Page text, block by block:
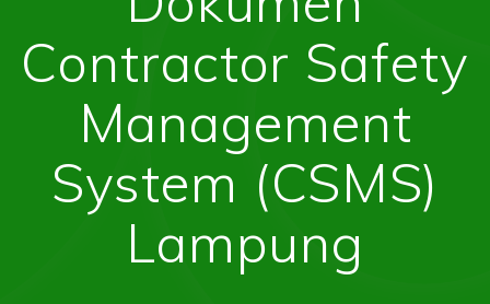
Contractor Safety
Management
System (CSMS)
Lampung